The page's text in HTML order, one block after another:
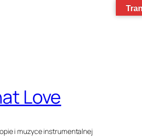
Love
i muzyce instrumentalnej